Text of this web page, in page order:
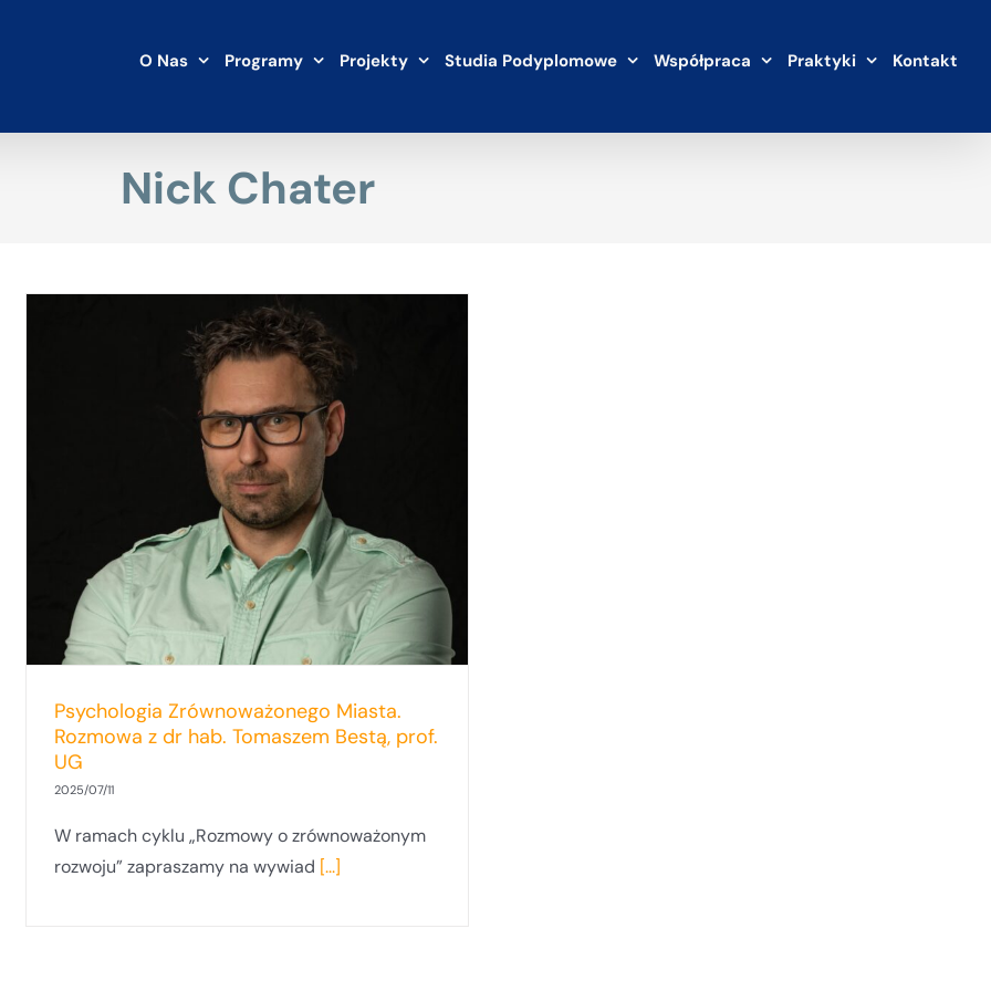
O Nas Programy Projekty Studia Podyplomowe Współpraca Praktyki Kontakt
Nick Chater
Psychologia Zrównoważonego Miasta.
Rozmowa z dr hab. Tomaszem Bestą, prof.
UG
2025/07/11
W ramach cyklu „Rozmowy o zrównoważonym
rozwoju” zapraszamy na wywiad [...]